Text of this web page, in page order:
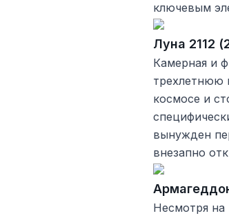
ключевым
Луна 2112
Камерная и
трехлетнюю
космосе и
вынужден
внезапно
Несмотря